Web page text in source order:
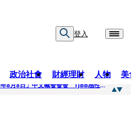
登入
政治社會 財經理財 人物 美
AKIRA台北開唱「令和8年8月8日」中文喊發發發 TJBB感性喊「謝謝AKIRA桑」